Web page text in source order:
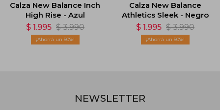
Calza New Balance Inch
High Rise - Azul
$ 1.995 $ 3.990
50
Calza New Balance
Athletics Sleek - Negro
$ 1.995 $ 3.990
50
NEWSLETTER